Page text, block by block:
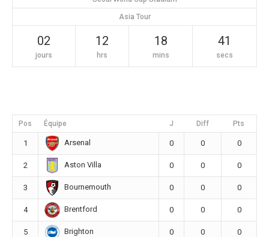
Asia Tour
02
jours
12
hrs
18
mins
40
secs
Pos Équipe J Diff Pts
1 Arsenal 0 0 0
2 Aston Villa 0 0 0
3 Bournemouth 0 0 0
4 Brentford 0 0 0
5 Brighton 0 0 0